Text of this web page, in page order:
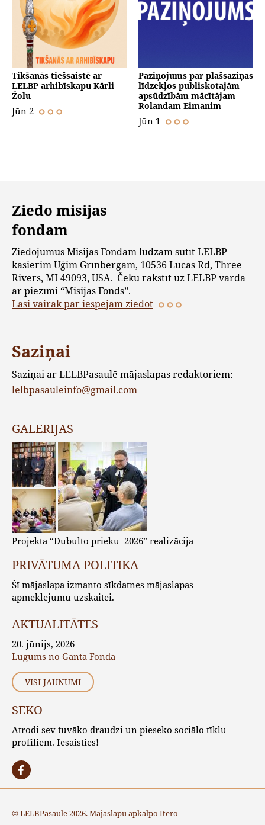
Tikšanās tiešsaistē ar
LELBP arhibīskapu Kārli
Žolu
Jūn 2
Paziņojums par plašsaziņas
līdzekļos publiskotajām
apsūdzībām mācītājam
Rolandam Eimanim
Jūn 1
Ziedo misijas
fondam
Ziedojumus Misijas Fondam lūdzam sūtīt LELBP
kasierim Uģim Grīnbergam, 10536 Lucas Rd, Three
Rivers, MI 49093, USA. Čeku rakstīt uz LELBP vārda
ar piezīmi “Misijas Fonds”.
Lasi vairāk par iespējām ziedot
Saziņai
Saziņai ar LELBPasaulē mājaslapas redaktoriem:
lelbpasauleinfo@gmail.com
GALERIJAS
Projekta “Dubulto prieku–2026” realizācija
PRIVĀTUMA POLITIKA
Šī mājaslapa izmanto sīkdatnes mājaslapas
apmeklējumu uzskaitei.
AKTUALITĀTES
20. jūnijs, 2026
Lūgums no Ganta Fonda
VISI JAUNUMI
SEKO
Atrodi sev tuvāko draudzi un pieseko sociālo tīklu
profiliem. Iesaisties!
© LELBPasaulē 2026. Mājaslapu apkalpo Itero